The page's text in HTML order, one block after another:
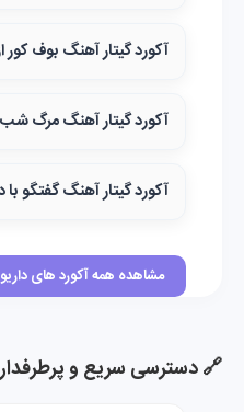
آکورد گیتار آهنگ بوف کور
آکورد گیتار آهنگ مرگ
آکورد گیتار آهنگ گفتگو
مشاهده همه آکورد های
🔗 دسترسی سریع و پرطرفدار